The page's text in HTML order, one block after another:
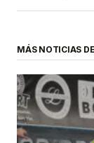
MÁS NOTICIAS